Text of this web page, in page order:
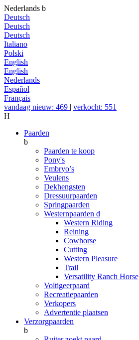
Nederlands b
Deutsch
Deutsch
Deutsch
Italiano
Polski
English
English
Nederlands
Español
Français
vandaag nieuw: 469 | verkocht: 551
H
Paarden
b
Paarden te koop
Pony's
Embryo’s
Veulens
Dekhengsten
Dressuurpaarden
Springpaarden
Westernpaarden d
Western Riding
Reining
Cowhorse
Cutting
Western Pleasure
Trail
Versatility Ranch Horse
Voltigeerpaard
Recreatiepaarden
Verkopers
Advertentie plaatsen
Verzorgpaarden
b